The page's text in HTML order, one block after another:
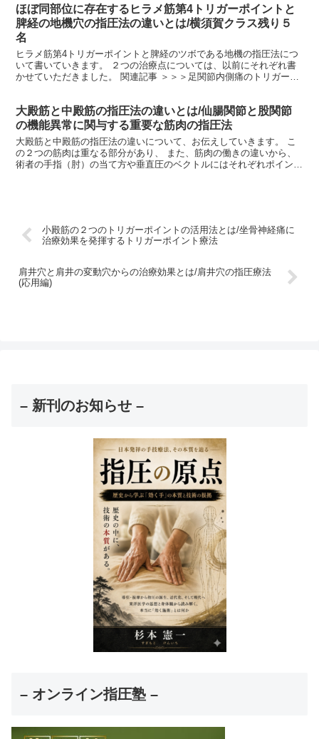
ほぼ同部位に存在するヒラメ筋第4トリガーポイントと
脾経の地機穴の指圧法の違いとは/横須賀クラス残り５
名
ヒラメ筋第4トリガーポイントと脾経のツボである地機の指圧法につ
いて書いていきます。 ２つの治療点については、以前にそれぞれ書
かせていただきました。 関連記事 ＞＞＞足関節内側痛のトリガーポ
大殿筋と中殿筋の指圧法の違いとは/仙腸関節と股関節
の機能異常に関与する重要な筋肉の指圧法
大殿筋と中殿筋の指圧法の違いについて、お伝えしていきます。 こ
の２つの筋肉は重なる部分があり、 また、筋肉の働きの違いから、
術者の手指（肘）の当て方や垂直圧のベクトルにはそれぞれポイント
小殿筋の２つのトリガーポイントの活用法とは/坐骨神経痛に
治療効果を発揮するトリガーポイント療法
肩井穴と肩井の変動穴からの治療効果とは/肩井穴の指圧療法
(応用編)
– 新刊のお知らせ –
– オンライン指圧塾 –